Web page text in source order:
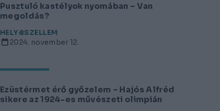
Pusztuló kastélyok nyomában – Van
megoldás?
HELY&SZELLEM
2024. november 12.
Ezüstérmet érő győzelem – Hajós Alfréd
sikere az 1924-es művészeti olimpián